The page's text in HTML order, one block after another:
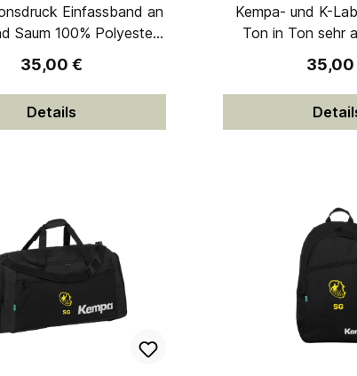
Einfassband an
Polyester
(recycelt)
Regulärer Preis:
35,00 €
Details
Kempa- und K-
Ton in Ton sehr angenehmes
Baumwolle,
35,00